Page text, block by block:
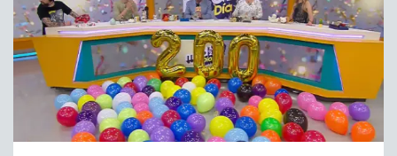
TVN PLAY
PROGRAMAS
TELESERIES